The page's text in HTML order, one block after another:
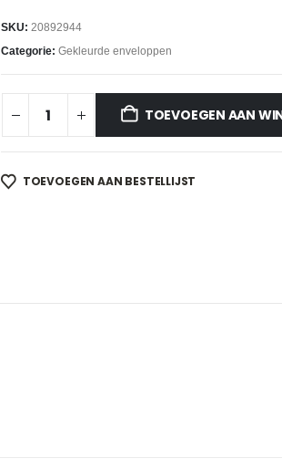
SKU: 20892944
Categorie: Gekleurde enveloppen
TOEVOEGEN AAN
TOEVOEGEN AAN BESTELLIJST